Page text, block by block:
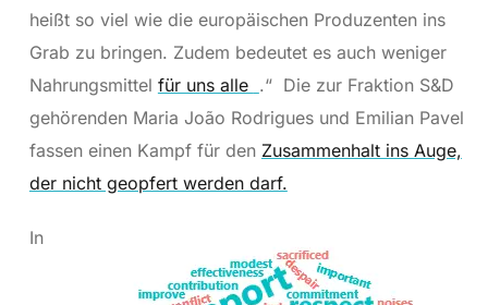
heißt so viel wie die europäischen Produzenten ins
Grab zu bringen. Zudem bedeutet es auch weniger
Nahrungsmittel für uns alle .“ Die zur Fraktion S&D
gehörenden Maria João Rodrigues und Emilian Pavel
fassen einen Kampf für den Zusammenhalt ins Auge,
der nicht geopfert werden darf.
In